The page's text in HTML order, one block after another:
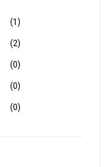
(1)
(2)
(0)
(0)
(0)